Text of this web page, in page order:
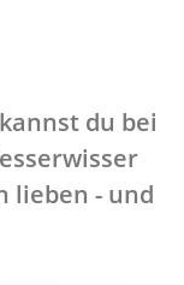
du bei
lieben - und